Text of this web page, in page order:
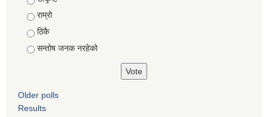
राम्रो
ठिकै
सन्तोष जनक नरहेको
Older polls
Results